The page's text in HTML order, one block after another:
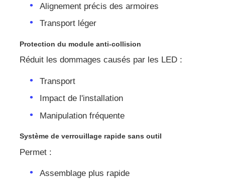
Alignement précis des armoires
Transport léger
Protection du module anti-collision
Réduit les dommages causés par les LED :
Transport
Impact de l'installation
Manipulation fréquente
Système de verrouillage rapide sans outil
Permet :
Assemblage plus rapide